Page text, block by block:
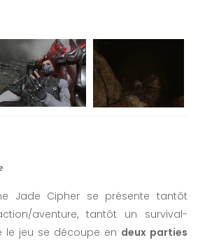
Jade Cipher se présente tantôt
aventure, tantôt un survival-
le jeu se découpe en deux parties